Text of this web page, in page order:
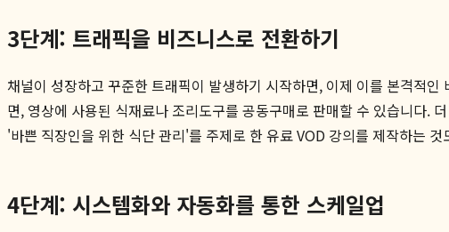
3단계: 트래픽을 비즈니스로 전환하기
채널이 성장하고 꾸준한 트래픽이 발생하기 시작하면, 이제 이를 본격적
면, 영상에 사용된 식재료나 조리도구를 공동구매로 판매할 수 있습니다.
'바쁜 직장인을 위한 식단 관리'를 주제로 한 유료 VOD 강의를 제작하는 것
4단계: 시스템화와 자동화를 통한 스케일업